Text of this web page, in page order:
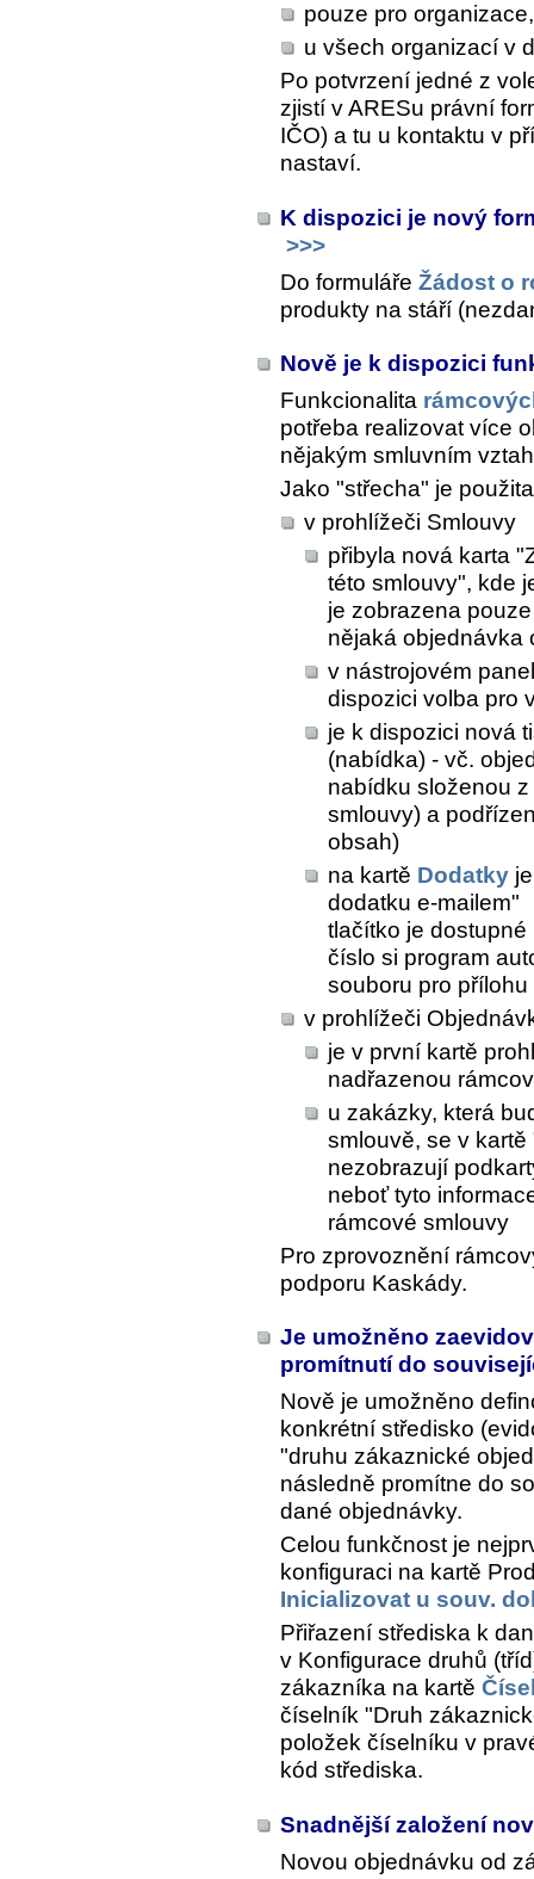
pouze pro
u všech organizací v
Po potvrzení jedné z
zjistí v ARESu právní
IČO) a tu u kontaktu v
nastaví.
K dispozici je nový
>>>
Do formuláře Žádost o
produkty na stáří
Nově je k dispozici
Funkcionalita
potřeba realizovat více
nějakým smluvním
Jako "střecha" je
v prohlížeči Smlouvy
přibyla nová karta
této smlouvy", kde
je zobrazena
nějaká objednávka
v nástrojovém
dispozici volba pro
je k dispozici nová
(nabídka) - vč.
nabídku složenou
smlouvy) a
obsah)
na kartě Dodatky
dodatku e-mailem"
tlačítko je
číslo si program
souboru pro přílohu
v prohlížeči
je v první kartě
nadřazenou
u zakázky, která
smlouvě, se v
nezobrazují
neboť tyto
rámcové smlouvy
Pro zprovoznění
podporu Kaskády.
Je umožněno
promítnutí do
Nově je umožněno
konkrétní středisko
"druhu zákaznické
následně promítne do
dané objednávky.
Celou funkčnost je
konfiguraci na kartě
Inicializovat u souv.
Přiřazení střediska k
v Konfigurace druhů
zákazníka na kartě
číselník "Druh
položek číselníku v
kód střediska.
Snadnější založení
Novou objednávku od